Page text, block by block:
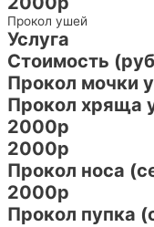
Прокол ушей
Услуга
Стоимость
Прокол мочки
Прокол хряща
2000р
2000р
Прокол носа
2000р
Прокол пупка